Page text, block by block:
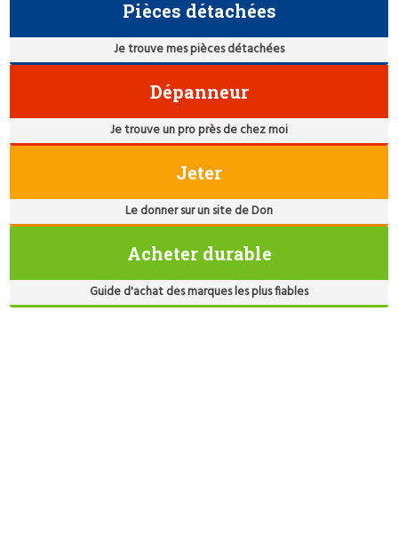
Pièces détachées
Je trouve mes pièces détachées
Dépanneur
Je trouve un pro près de chez moi
Jeter
Le donner sur un site de Don
Acheter durable
Guide d'achat des marques les plus fiables